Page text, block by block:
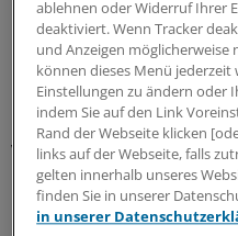
niemanden vor dem
Der Staat verlasse sich
Ebenen auf
Bundesvorsitzende des
Hausärzteverbands,
Vergütung der
10.08.2026
ablehnen oder Widerruf Ihrer
deaktiviert. Wenn Tracker
und Anzeigen möglicherweise
können dieses Menü
Einstellungen zu ändern oder
indem Sie auf den Link
Rand der Webseite klicken
links auf der Webseite, falls
gelten innerhalb unseres
finden Sie in unserer
in unserer